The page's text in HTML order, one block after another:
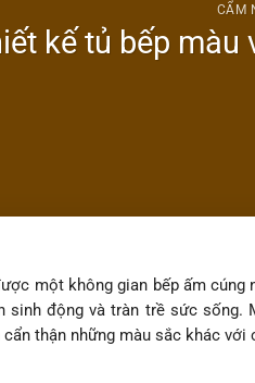
CẨM
kế tủ bếp màu
một không gian bếp ấm cúng
động và tràn trề sức sống.
thận những màu sắc khác với